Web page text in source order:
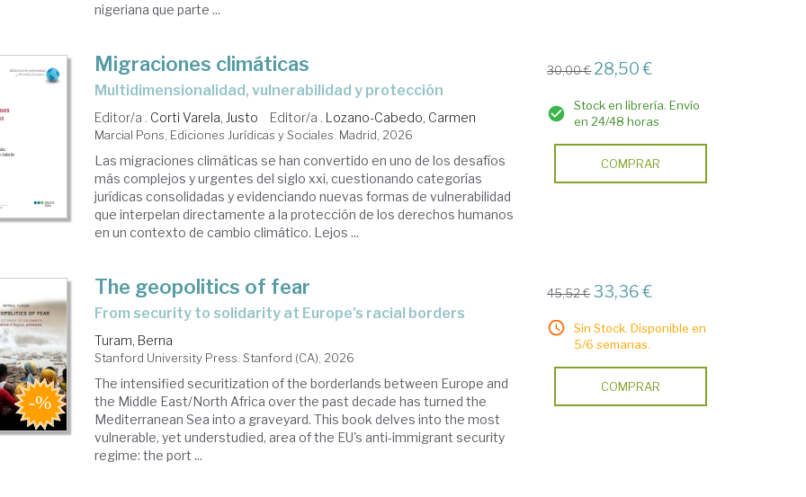
nigeriana que parte ...
Migraciones climáticas
Multidimensionalidad, vulnerabilidad y protección
Editor/a . Corti Varela, Justo Editor/a . Lozano-Cabedo, Carmen
Marcial Pons, Ediciones Jurídicas y Sociales. Madrid, 2026
Las migraciones climáticas se han convertido en uno de los desafíos
más complejos y urgentes del siglo xxi, cuestionando categorías
jurídicas consolidadas y evidenciando nuevas formas de vulnerabilidad
que interpelan directamente a la protección de los derechos humanos
en un contexto de cambio climático. Lejos ...
30,00 € 28,50 €
Stock en librería. Envío
en 24/48 horas
COMPRAR
The geopolitics of fear
from security to solidarity at Europe's racial borders
Turam, Berna
Stanford University Press. Stanford (CA), 2026
The intensified securitization of the borderlands between Europe and
the Middle East/North Africa over the past decade has turned the
Mediterranean Sea into a graveyard. This book delves into the most
vulnerable, yet understudied, area of the EU's anti-immigrant security
regime: the port ...
45,52 € 33,36 €
Sin Stock. Disponible en
5/6 semanas.
COMPRAR